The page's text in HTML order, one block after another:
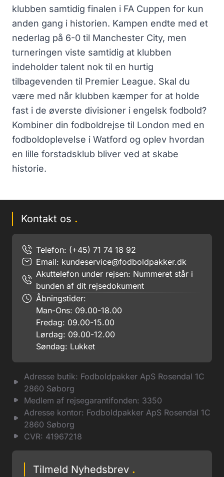
klubben samtidig finalen i FA Cuppen for kun
anden gang i historien. Kampen endte med et
nederlag på 6-0 til Manchester City, men
turneringen viste samtidig at klubben
indeholder talent nok til en hurtig
tilbagevenden til Premier League. Skal du
være med når klubben kæmper for at holde
fast i de øverste divisioner i engelsk fodbold?
Kombiner din fodboldrejse til London med en
fodboldoplevelse i Watford og oplev hvordan
en lille forstadsklub bliver ved at skabe
historie.
Kontakt os .
Telefon: (+45) 71 74 18 92
Email: kundeservice@fodboldpakker.dk
Akuttelefon under rejsen: Nummeret står i
bunden af dit rejsedokument
Åbningstider:
Man-Ons: 09.00-18.00
Fredag: 09.00-15.00
Lørdag: 09.00-12.00
Søndag: Lukket
Adresse butik: Fodboldpakker ApS Rosendal 1C
2860 Søborg
Medlem af rejsegarantifonden: 3350
Adresse kontor: Fodboldpakker ApS Rosendal 1C
2860 Søborg
CVR: 41967218
Tilmeld Nyhedsbrev .